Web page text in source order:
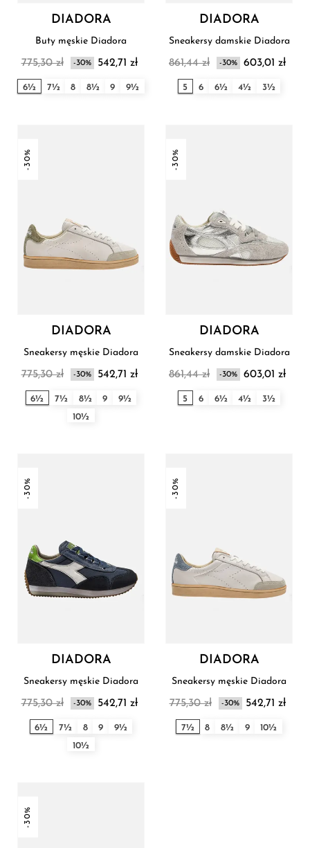
DIADORA
Buty męskie Diadora
775,30 zł -30% 542,71 zł
6½ 7½ 8 8½ 9 9½
DIADORA
Sneakersy damskie Diadora
861,44 zł -30% 603,01 zł
5 6 6½ 4½ 3½
-30%
DIADORA
Sneakersy męskie Diadora
775,30 zł -30% 542,71 zł
6½ 7½ 8½ 9
9½
10½
-30%
DIADORA
Sneakersy damskie Diadora
861,44 zł -30% 603,01 zł
5 6 6½ 4½ 3½
-30%
DIADORA
Sneakersy męskie Diadora
775,30 zł -30% 542,71 zł
6½ 7½ 8 9
9½
10½
-30%
DIADORA
Sneakersy męskie Diadora
775,30 zł -30% 542,71 zł
7½ 8 8½ 9 10½
-30%